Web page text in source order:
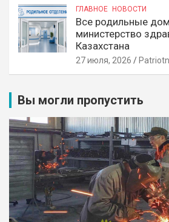
ГЛАВНОЕ НОВОСТИ
Все родильные
министерство
Казахстана
27 июля, 2026
Вы могли пропустить